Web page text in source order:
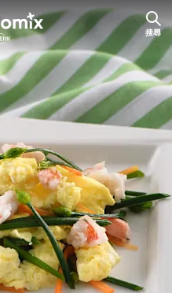
搜尋